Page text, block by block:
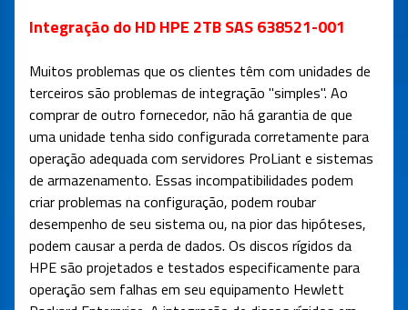
Integração do HD HPE 2TB SAS 638521-001
Muitos problemas que os clientes têm com unidades de
terceiros são problemas de integração "simples". Ao
comprar de outro fornecedor, não há garantia de que
uma unidade tenha sido configurada corretamente para
operação adequada com servidores ProLiant e sistemas
de armazenamento. Essas incompatibilidades podem
criar problemas na configuração, podem roubar
desempenho de seu sistema ou, na pior das hipóteses,
podem causar a perda de dados. Os discos rígidos da
HPE são projetados e testados especificamente para
operação sem falhas em seu equipamento Hewlett